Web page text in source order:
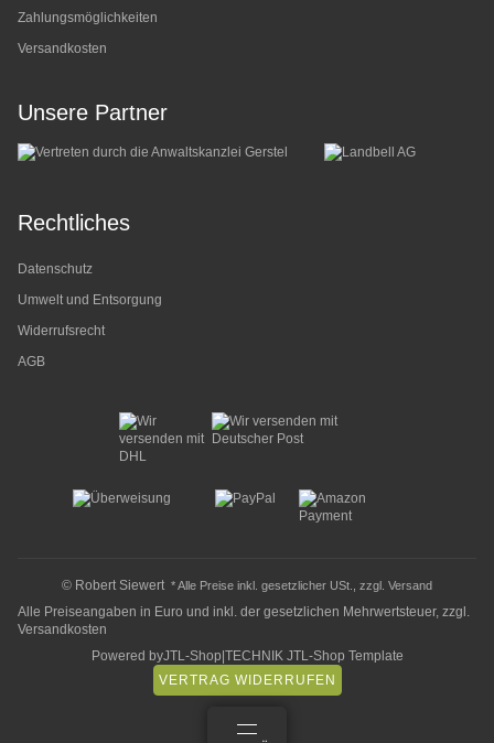
Zahlungsmöglichkeiten
Versandkosten
Unsere Partner
Rechtliches
Datenschutz
Umwelt und Entsorgung
Widerrufsrecht
AGB
© Robert Siewert* Alle Preise inkl. gesetzlicher USt., zzgl. Versand
Alle Preiseangaben in Euro und inkl. der gesetzlichen Mehrwertsteuer, zzgl.
Versandkosten
Powered byJTL-Shop TECHNIK JTL-Shop Template
VERTRAG WIDERRUFEN